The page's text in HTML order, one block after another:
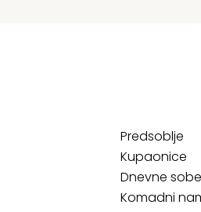
Predsoblje
Kupaonice
Dnevne sobe
Komadni